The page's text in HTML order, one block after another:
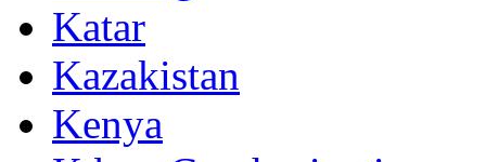
Katar
Kazakistan
Kenya